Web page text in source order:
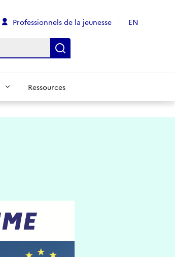
Professionnels de la jeunesse EN
Ressources